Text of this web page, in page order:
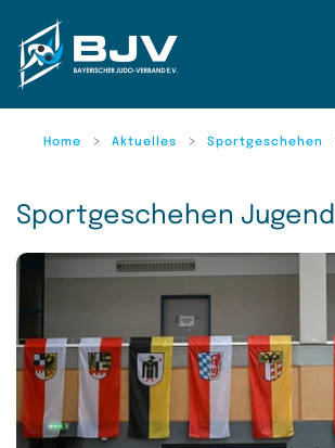
Zum Hauptinhalt springen
Home Aktuelles Sportgeschehen
Sportgeschehen Jugend